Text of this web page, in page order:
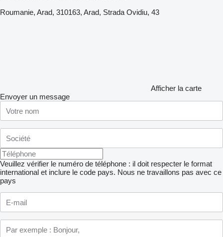
Roumanie, Arad, 310163, Arad, Strada Ovidiu, 43
Afficher la carte
Envoyer un message
Veuillez vérifier le numéro de téléphone : il doit respecter le format
international et inclure le code pays. Nous ne travaillons pas avec ce
pays